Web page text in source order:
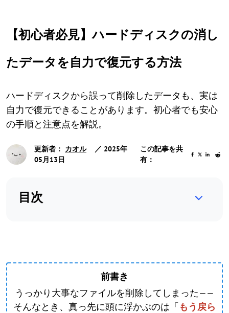
【初心者必見】ハードディスクの消し
たデータを自力で復元する方法
ハードディスクから誤って削除したデータも、実は
自力で復元できることがあります。初心者でも安心
の手順と注意点を解説。
更新者： カオル
／ 2025年
05月13日
この記事を共
有：
目次
前書き
うっかり大事なファイルを削除してしまった——
そんなとき、真っ先に頭に浮かぶのは「もう戻ら